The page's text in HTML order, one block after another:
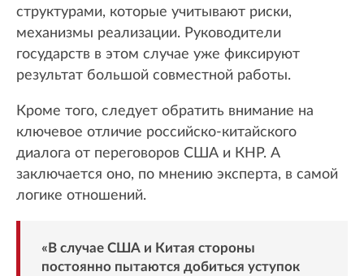
структурами, которые учитывают риски,
механизмы реализации. Руководители
государств в этом случае уже фиксируют
результат большой совместной работы.
Кроме того, следует обратить внимание на
ключевое отличие российско-китайского
диалога от переговоров США и КНР. А
заключается оно, по мнению эксперта, в самой
логике отношений.
«В случае США и Китая стороны
постоянно пытаются добиться уступок